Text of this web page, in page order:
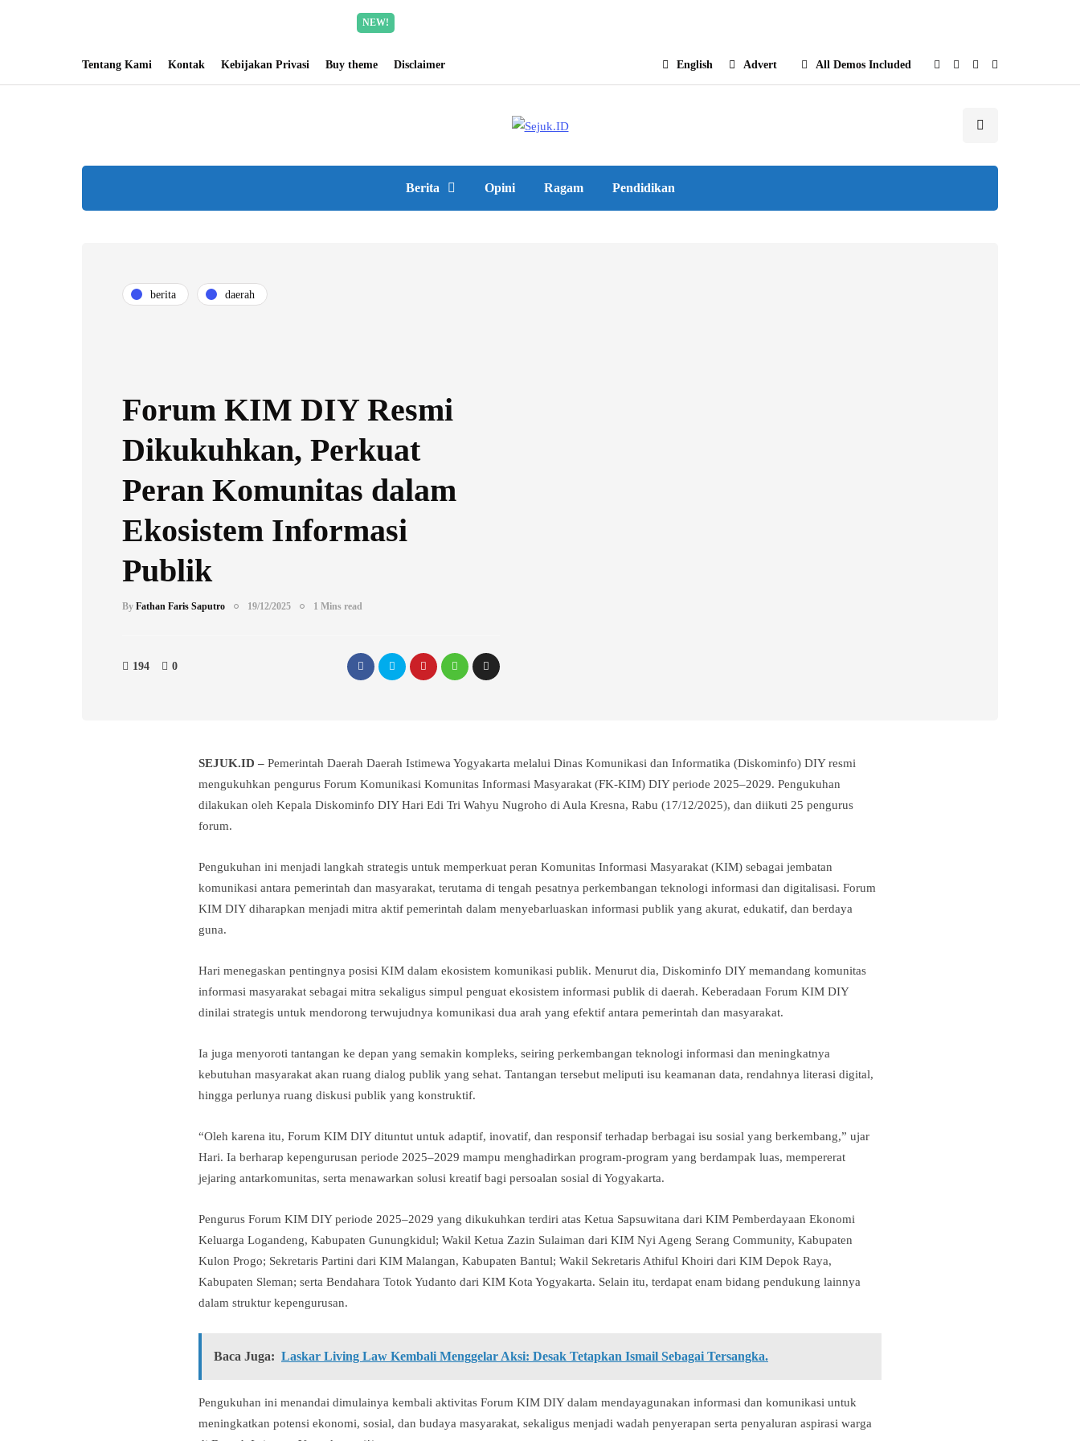
NEW!
Tentang Kami Kontak Kebijakan Privasi Buy theme Disclaimer Advert
English All Demos Included
Berita Opini Ragam Pendidikan
berita daerah
Forum KIM DIY Resmi
Dikukuhkan, Perkuat
Peran Komunitas dalam
Ekosistem Informasi
Publik
By Fathan Faris Saputro 19/12/2025 1 Mins read
194 0
SEJUK.ID – Pemerintah Daerah Daerah Istimewa Yogyakarta melalui Dinas Komunikasi dan Informatika (Diskominfo) DIY resmi
mengukuhkan pengurus Forum Komunikasi Komunitas Informasi Masyarakat (FK-KIM) DIY periode 2025–2029. Pengukuhan
dilakukan oleh Kepala Diskominfo DIY Hari Edi Tri Wahyu Nugroho di Aula Kresna, Rabu (17/12/2025), dan diikuti 25 pengurus
forum.
Pengukuhan ini menjadi langkah strategis untuk memperkuat peran Komunitas Informasi Masyarakat (KIM) sebagai jembatan
komunikasi antara pemerintah dan masyarakat, terutama di tengah pesatnya perkembangan teknologi informasi dan digitalisasi. Forum
KIM DIY diharapkan menjadi mitra aktif pemerintah dalam menyebarluaskan informasi publik yang akurat, edukatif, dan berdaya
guna.
Hari menegaskan pentingnya posisi KIM dalam ekosistem komunikasi publik. Menurut dia, Diskominfo DIY memandang komunitas
informasi masyarakat sebagai mitra sekaligus simpul penguat ekosistem informasi publik di daerah. Keberadaan Forum KIM DIY
dinilai strategis untuk mendorong terwujudnya komunikasi dua arah yang efektif antara pemerintah dan masyarakat.
Ia juga menyoroti tantangan ke depan yang semakin kompleks, seiring perkembangan teknologi informasi dan meningkatnya
kebutuhan masyarakat akan ruang dialog publik yang sehat. Tantangan tersebut meliputi isu keamanan data, rendahnya literasi digital,
hingga perlunya ruang diskusi publik yang konstruktif.
“Oleh karena itu, Forum KIM DIY dituntut untuk adaptif, inovatif, dan responsif terhadap berbagai isu sosial yang berkembang,” ujar
Hari. Ia berharap kepengurusan periode 2025–2029 mampu menghadirkan program-program yang berdampak luas, mempererat
jejaring antarkomunitas, serta menawarkan solusi kreatif bagi persoalan sosial di Yogyakarta.
Pengurus Forum KIM DIY periode 2025–2029 yang dikukuhkan terdiri atas Ketua Sapsuwitana dari KIM Pemberdayaan Ekonomi
Keluarga Logandeng, Kabupaten Gunungkidul; Wakil Ketua Zazin Sulaiman dari KIM Nyi Ageng Serang Community, Kabupaten
Kulon Progo; Sekretaris Partini dari KIM Malangan, Kabupaten Bantul; Wakil Sekretaris Athiful Khoiri dari KIM Depok Raya,
Kabupaten Sleman; serta Bendahara Totok Yudanto dari KIM Kota Yogyakarta. Selain itu, terdapat enam bidang pendukung lainnya
dalam struktur kepengurusan.
Baca Juga: Laskar Living Law Kembali Menggelar Aksi: Desak Tetapkan Ismail Sebagai Tersangka.
Pengukuhan ini menandai dimulainya kembali aktivitas Forum KIM DIY dalam mendayagunakan informasi dan komunikasi untuk
meningkatkan potensi ekonomi, sosial, dan budaya masyarakat, sekaligus menjadi wadah penyerapan serta penyaluran aspirasi warga